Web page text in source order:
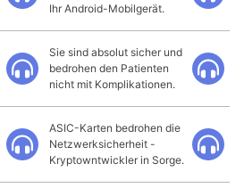
Ihr Android-Mobilgerät.
Sie sind absolut sicher und
bedrohen den Patienten
nicht mit Komplikationen.
ASIC-Karten bedrohen die
Netzwerksicherheit -
Kryptowntwickler in Sorge.